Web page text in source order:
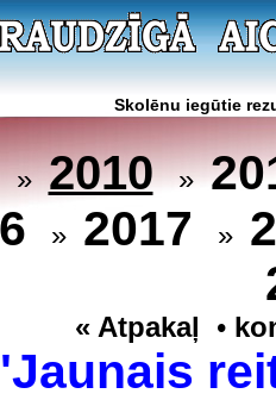
Skolēnu iegūtie
2010»
» 2017 »
« Atpakaļ •